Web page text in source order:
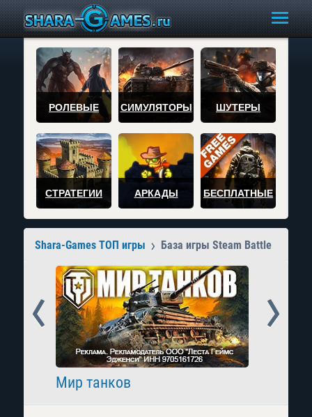
РОЛЕВЫЕ СИМУЛЯТОРЫ ШУТЕРЫ
СТРАТЕГИИ АРКАДЫ БЕСПЛАТНЫЕ
Shara-Games ТОП игры База игры Steam Battle
Мир танков
Prev